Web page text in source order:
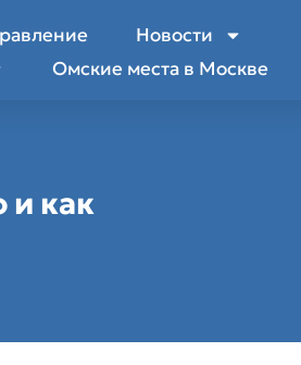
Новости
Омские места в Москве
и как